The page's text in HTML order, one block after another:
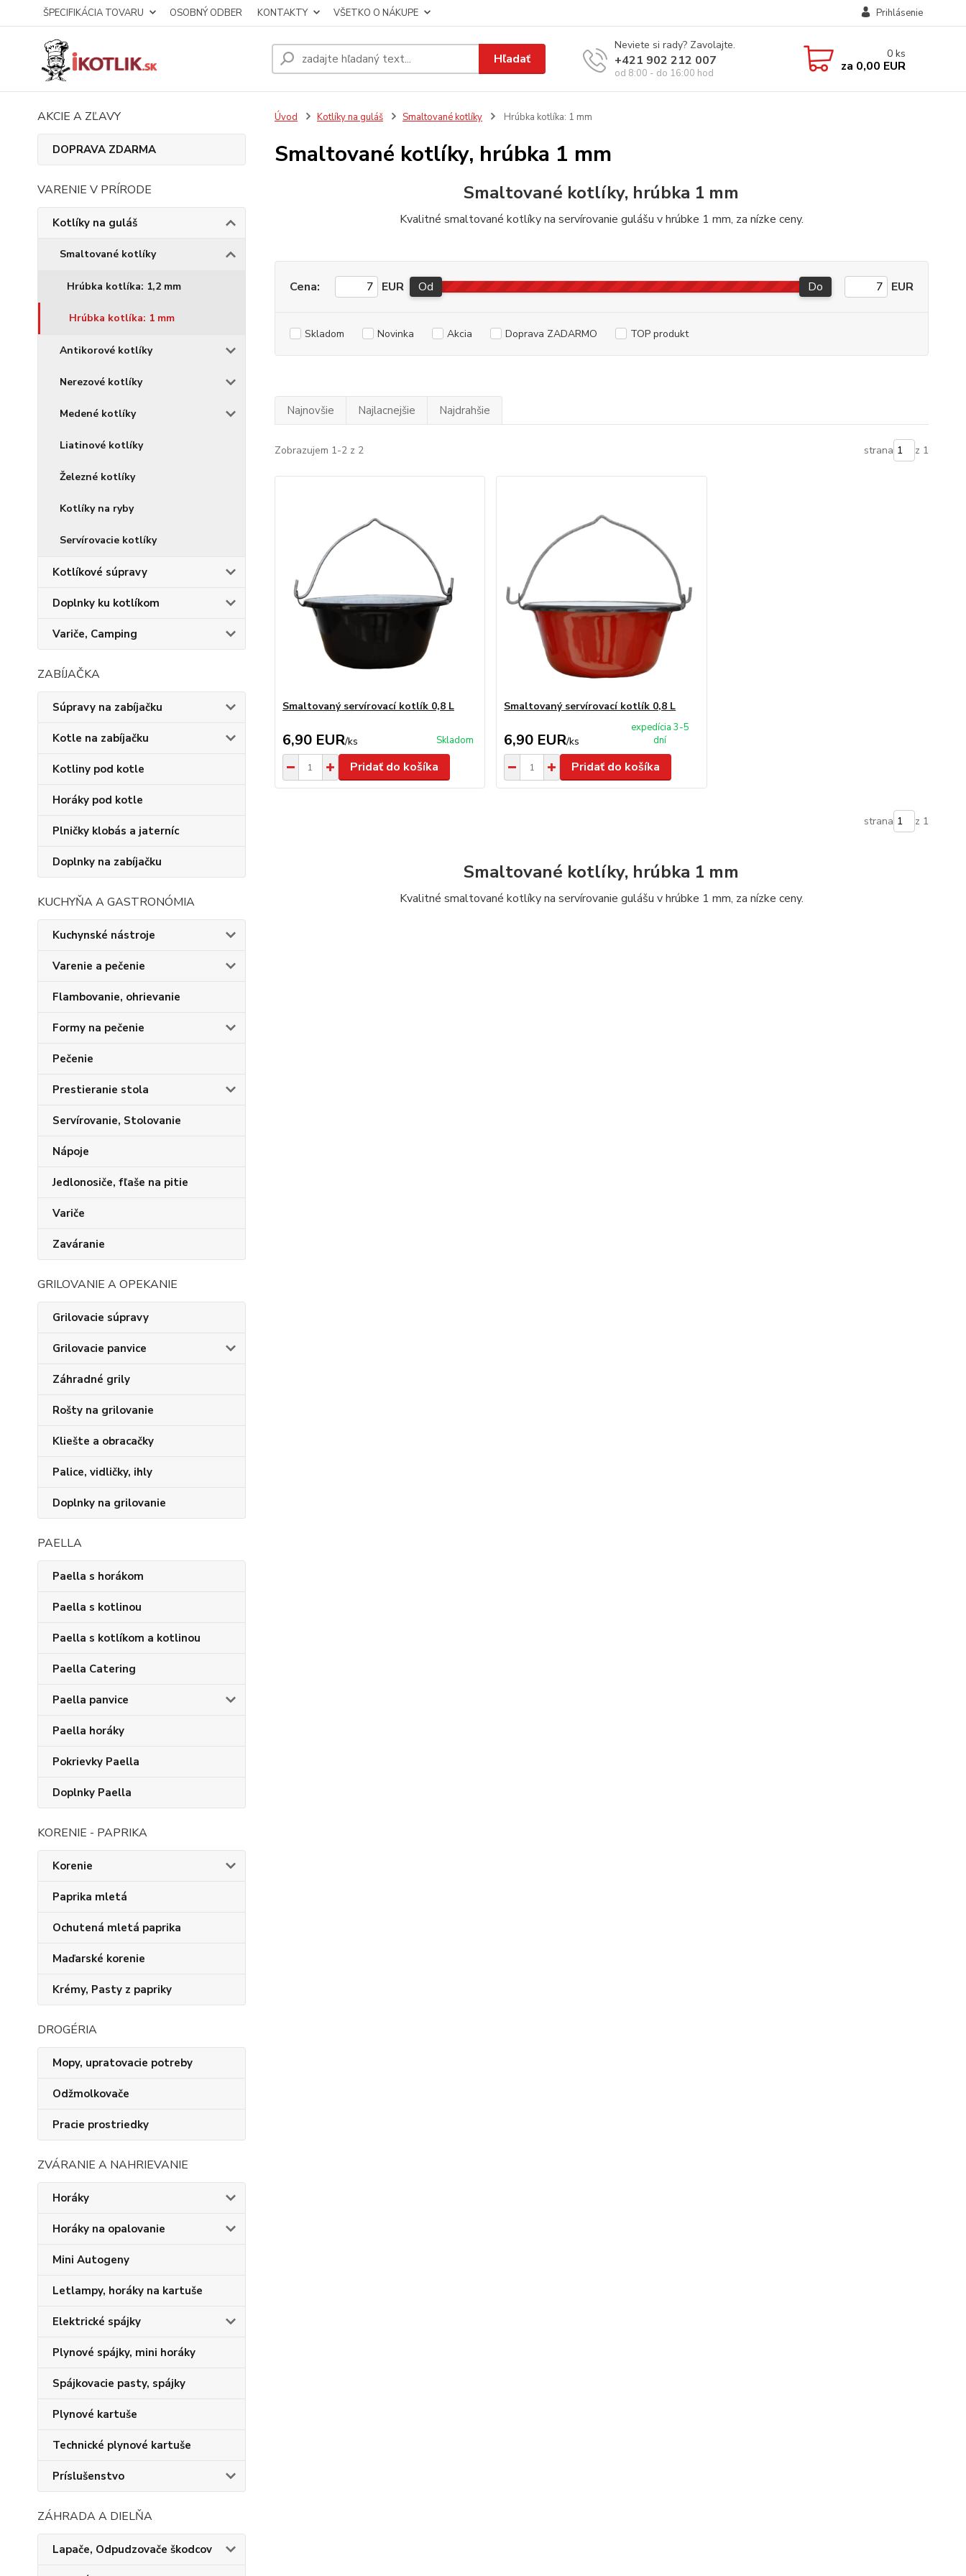
ŠPECIFIKÁCIA TOVARU OSOBNÝ ODBER KONTAKTY VŠETKO O NÁKUPE Prihlásenie
Hľadať
Neviete si rady? Zavolajte.
+421 902 212 007
od 8:00 - do 16:00 hod
0 ks
za 0,00 EUR
AKCIE A ZĽAVY
DOPRAVA ZDARMA
VARENIE V PRÍRODE
Kotlíky na guláš
Smaltované kotlíky
Hrúbka kotlíka: 1,2 mm
Hrúbka kotlíka: 1 mm
Antikorové kotlíky
Nerezové kotlíky
Medené kotlíky
Liatinové kotlíky
Železné kotlíky
Kotlíky na ryby
Servírovacie kotlíky
Kotlíkové súpravy
Doplnky ku kotlíkom
Variče, Camping
ZABÍJAČKA
Súpravy na zabíjačku
Kotle na zabíjačku
Kotliny pod kotle
Horáky pod kotle
Plničky klobás a jaterníc
Doplnky na zabíjačku
KUCHYŇA A GASTRONÓMIA
Kuchynské nástroje
Varenie a pečenie
Flambovanie, ohrievanie
Formy na pečenie
Pečenie
Prestieranie stola
Servírovanie, Stolovanie
Nápoje
Jedlonosiče, fľaše na pitie
Variče
Zaváranie
GRILOVANIE A OPEKANIE
Grilovacie súpravy
Grilovacie panvice
Záhradné grily
Rošty na grilovanie
Kliešte a obracačky
Palice, vidličky, ihly
Doplnky na grilovanie
PAELLA
Paella s horákom
Paella s kotlinou
Paella s kotlíkom a kotlinou
Paella Catering
Paella panvice
Paella horáky
Pokrievky Paella
Doplnky Paella
KORENIE - PAPRIKA
Korenie
Paprika mletá
Ochutená mletá paprika
Maďarské korenie
Krémy, Pasty z papriky
DROGÉRIA
Mopy, upratovacie potreby
Odžmolkovače
Pracie prostriedky
ZVÁRANIE A NAHRIEVANIE
Horáky
Horáky na opalovanie
Mini Autogeny
Letlampy, horáky na kartuše
Elektrické spájky
Plynové spájky, mini horáky
Spájkovacie pasty, spájky
Plynové kartuše
Technické plynové kartuše
Príslušenstvo
ZÁHRADA A DIELŇA
Lapače, Odpudzovače škodcov
Úvod Kotlíky na guláš Smaltované kotlíky Hrúbka kotlíka: 1 mm
Smaltované kotlíky, hrúbka 1 mm
Smaltované kotlíky, hrúbka 1 mm
Kvalitné smaltované kotlíky na servírovanie gulášu v hrúbke 1 mm, za nízke ceny.
Cena: EUR Od Do EUR
Skladom Novinka Akcia Doprava ZADARMO TOP produkt
Najnovšie Najlacnejšie Najdrahšie
Zobrazujem 1-2 z 2 strana z 1
Smaltovaný servírovací kotlík 0,8 L
6,90 EUR/ks Skladom
Pridať do košíka
Smaltovaný servírovací kotlík 0,8 L
6,90 EUR/ks
expedícia 3-5
dní
Pridať do košíka
strana z 1
Smaltované kotlíky, hrúbka 1 mm
Kvalitné smaltované kotlíky na servírovanie gulášu v hrúbke 1 mm, za nízke ceny.